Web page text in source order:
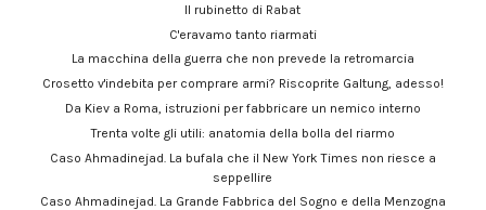
Il rubinetto di Rabat
C'eravamo tanto riarmati
La macchina della guerra che non prevede la retromarcia
Crosetto v'indebita per comprare armi? Riscoprite Galtung, adesso!
Da Kiev a Roma, istruzioni per fabbricare un nemico interno
Trenta volte gli utili: anatomia della bolla del riarmo
Caso Ahmadinejad. La bufala che il New York Times non riesce a
seppellire
Caso Ahmadinejad. La Grande Fabbrica del Sogno e della Menzogna